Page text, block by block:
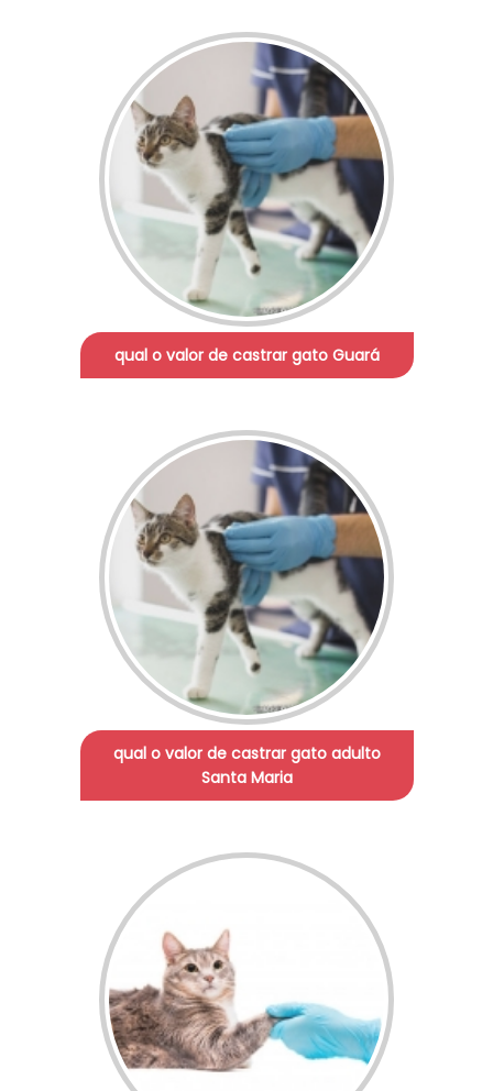
qual o valor de castrar gato Guará
qual o valor de castrar gato adulto
Santa Maria